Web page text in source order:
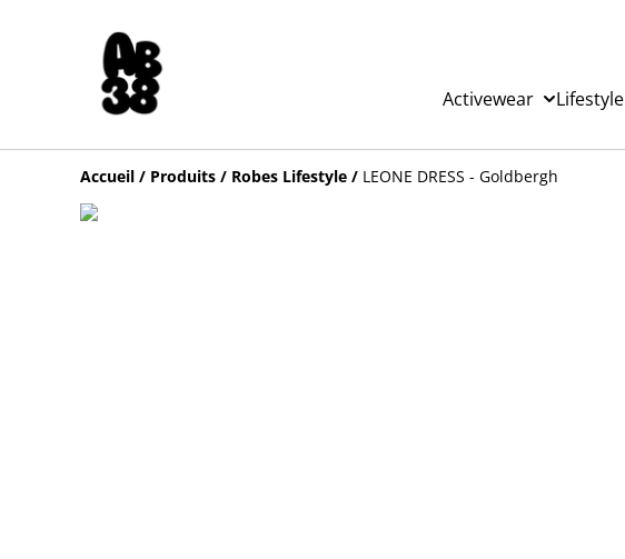
Activewear
Lifestyle
Accueil / Produits / Robes Lifestyle / LEONE DRESS - Goldbergh